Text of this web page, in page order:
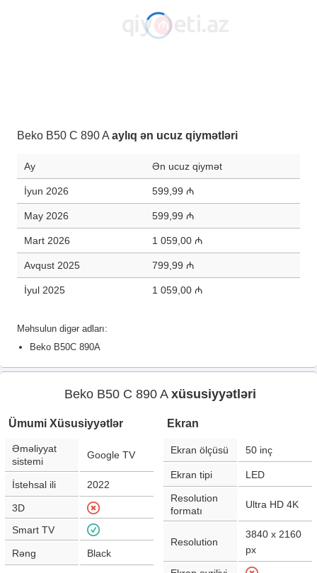
Beko B50 C 890 A aylıq ən ucuz qiymətləri
Ay Ən ucuz qiymət
İyun 2026 599,99 ₼
May 2026 599,99 ₼
Mart 2026 1 059,00 ₼
Avqust 2025 799,99 ₼
İyul 2025 1 059,00 ₼
Məhsulun digər adları:
Beko B50C 890A
Beko B50 C 890 A xüsusiyyətləri
Ümumi Xüsusiyyətlər
Əməliyyat
sistemi
Google TV
İstehsal ili 2022
3D
Smart TV
Rəng Black
Ekran
Ekran ölçüsü 50 inç
Ekran tipi LED
Resolution
formatı
Ultra HD 4K
Resolution
3840 x 2160
px